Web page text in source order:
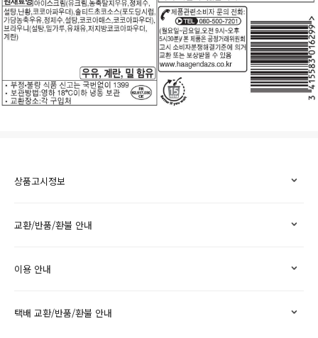
상품고시정보
교환/반품/환불 안내
이용 안내
택배 교환/반품/환불 안내